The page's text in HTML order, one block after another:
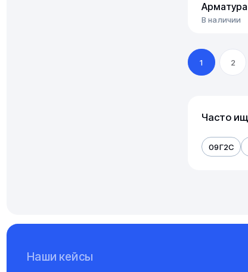
В наличии
1 2
Часто
09Г2С
Наши кейсы